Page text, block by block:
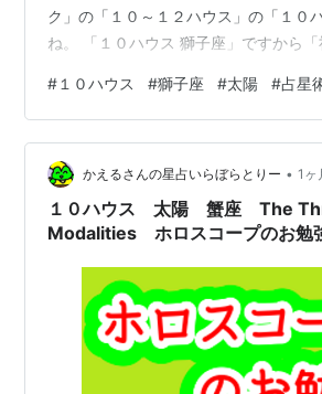
ク」の「１０～１２ハウス」の「１０
ね。 「１０ハウス 獅子座」ですから
とです。 獅子座だから、個を高めたい
い、一番になりたい感じかな。 社会で
ん。 向上心の一つの形ですね、焦らず
良いわけです。ただ、「太陽」もあり
認められたいイメージをもつ人が多い
「１…
# １０ハウス #獅子座 #太陽 #占星
かえるさんの星占いらぼらとりー • 1ヶ
１０ハウス 太陽 蟹座 The
Modalities ホロスコープのお勉